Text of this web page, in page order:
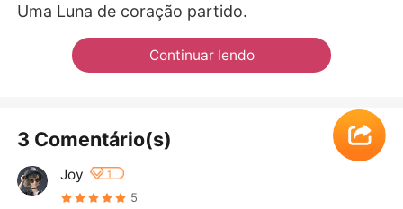
Uma Luna de coração partido.
Continuar lendo
3 Comentário(s)
Joy 1
5